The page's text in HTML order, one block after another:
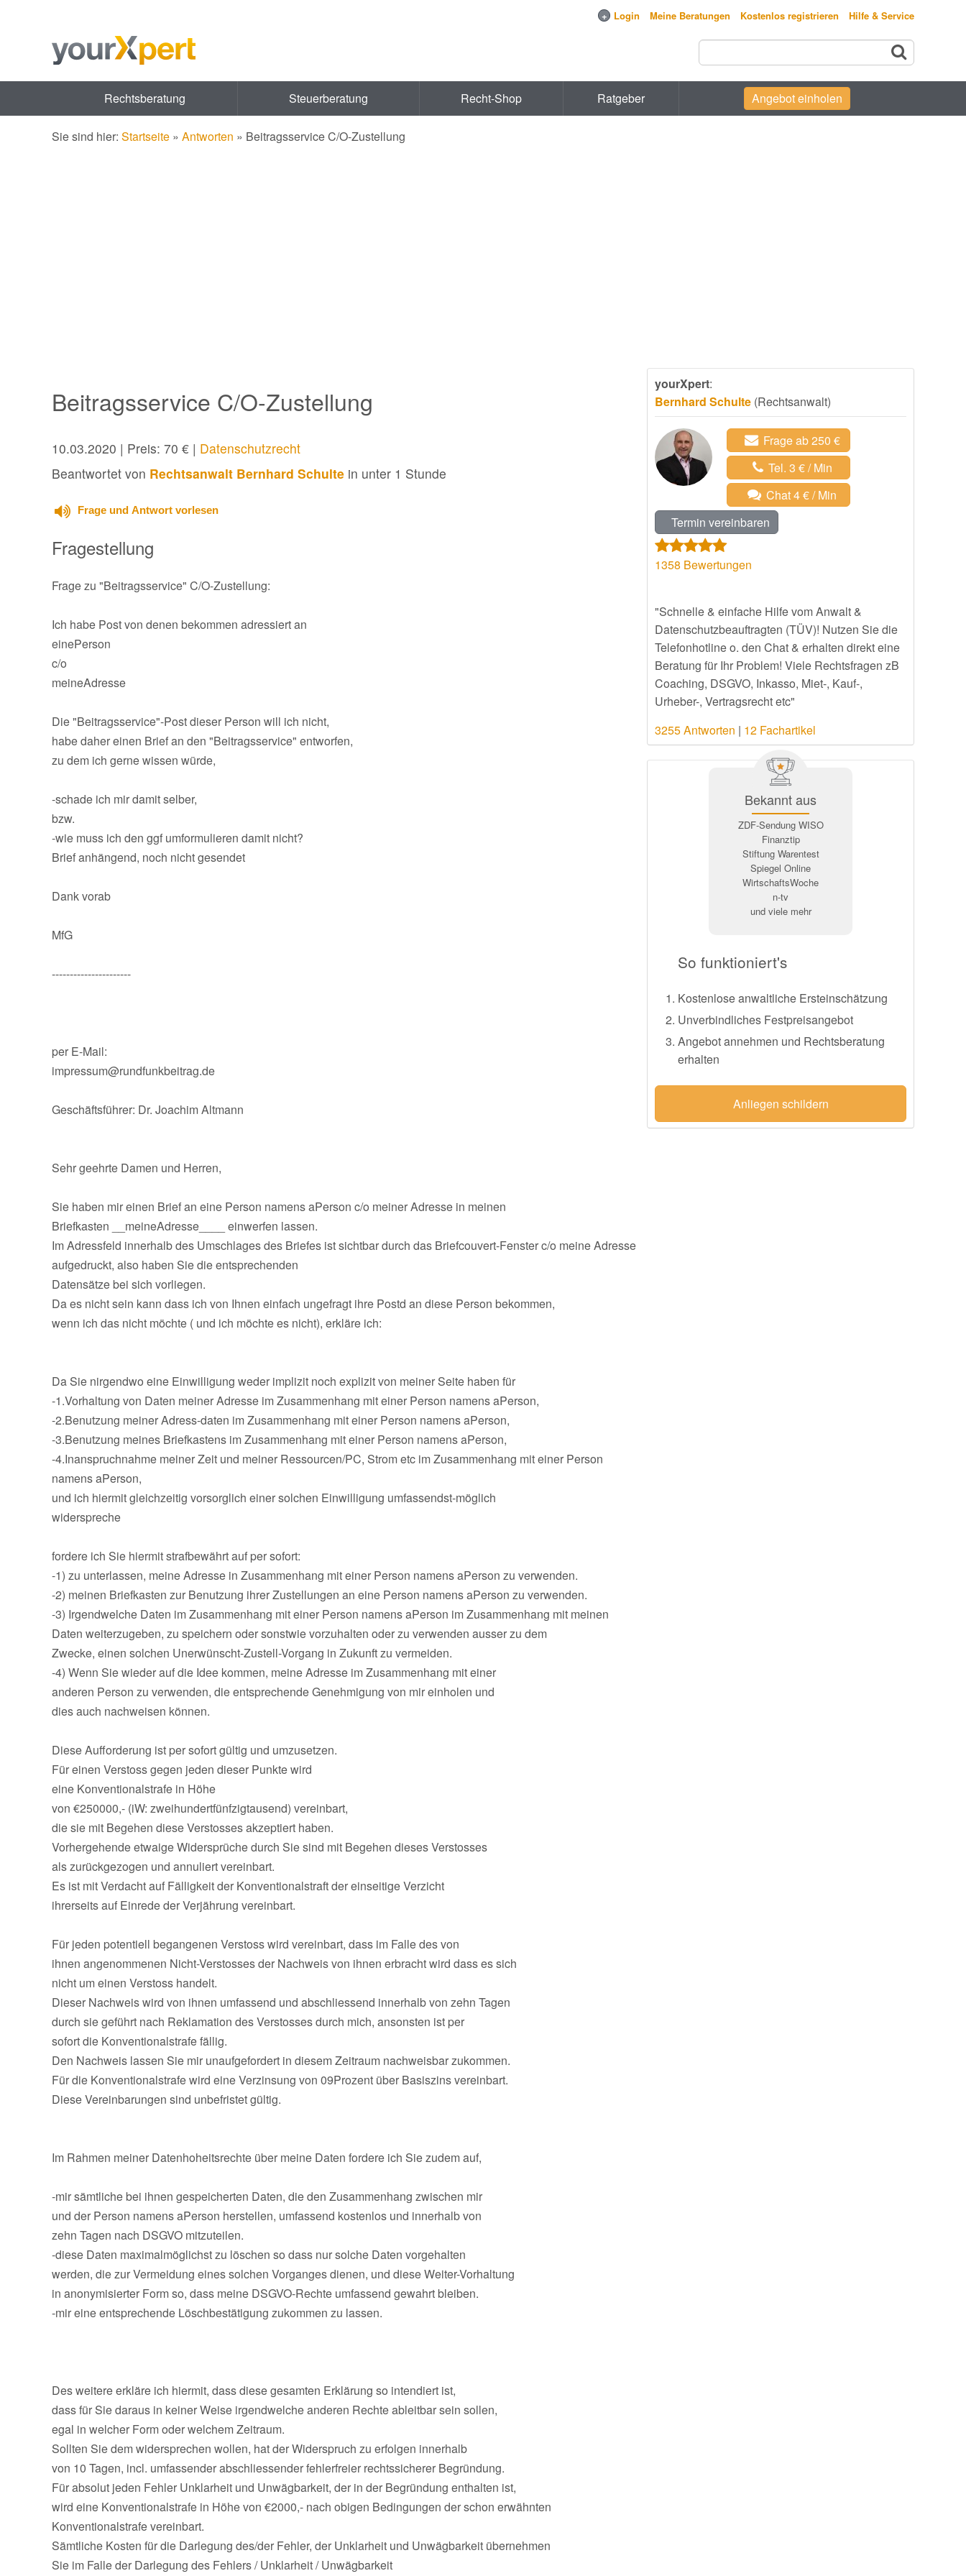
+ Login Meine Beratungen Kostenlos registrieren Hilfe & Service
Rechtsberatung Steuerberatung Recht-Shop Ratgeber Angebot einholen
Sie sind hier: Startseite » Antworten » Beitragsservice C/O-Zustellung
Beitragsservice C/O-Zustellung
10.03.2020 | Preis: 70 € | Datenschutzrecht
Beantwortet von Rechtsanwalt Bernhard Schulte in unter 1 Stunde
Frage und Antwort vorlesen
Fragestellung
Frage zu "Beitragsservice" C/O-Zustellung:
Ich habe Post von denen bekommen adressiert an
einePerson
c/o
meineAdresse
Die "Beitragsservice"-Post dieser Person will ich nicht,
habe daher einen Brief an den "Beitragsservice" entworfen,
zu dem ich gerne wissen würde,
-schade ich mir damit selber,
bzw.
-wie muss ich den ggf umformulieren damit nicht?
Brief anhängend, noch nicht gesendet
Dank vorab
MfG
----------------------
per E-Mail:
impressum@rundfunkbeitrag.de
Geschäftsführer: Dr. Joachim Altmann
Sehr geehrte Damen und Herren,
Sie haben mir einen Brief an eine Person namens aPerson c/o meiner Adresse in meinen
Briefkasten __meineAdresse____ einwerfen lassen.
Im Adressfeld innerhalb des Umschlages des Briefes ist sichtbar durch das Briefcouvert-Fenster c/o meine Adresse
aufgedruckt, also haben Sie die entsprechenden
Datensätze bei sich vorliegen.
Da es nicht sein kann dass ich von Ihnen einfach ungefragt ihre Postd an diese Person bekommen,
wenn ich das nicht möchte ( und ich möchte es nicht), erkläre ich:
Da Sie nirgendwo eine Einwilligung weder implizit noch explizit von meiner Seite haben für
-1.Vorhaltung von Daten meiner Adresse im Zusammenhang mit einer Person namens aPerson,
-2.Benutzung meiner Adress-daten im Zusammenhang mit einer Person namens aPerson,
-3.Benutzung meines Briefkastens im Zusammenhang mit einer Person namens aPerson,
-4.Inanspruchnahme meiner Zeit und meiner Ressourcen/PC, Strom etc im Zusammenhang mit einer Person
namens aPerson,
und ich hiermit gleichzeitig vorsorglich einer solchen Einwilligung umfassendst-möglich
widerspreche
fordere ich Sie hiermit strafbewährt auf per sofort:
-1) zu unterlassen, meine Adresse in Zusammenhang mit einer Person namens aPerson zu verwenden.
-2) meinen Briefkasten zur Benutzung ihrer Zustellungen an eine Person namens aPerson zu verwenden.
-3) Irgendwelche Daten im Zusammenhang mit einer Person namens aPerson im Zusammenhang mit meinen
Daten weiterzugeben, zu speichern oder sonstwie vorzuhalten oder zu verwenden ausser zu dem
Zwecke, einen solchen Unerwünscht-Zustell-Vorgang in Zukunft zu vermeiden.
-4) Wenn Sie wieder auf die Idee kommen, meine Adresse im Zusammenhang mit einer
anderen Person zu verwenden, die entsprechende Genehmigung von mir einholen und
dies auch nachweisen können.
Diese Aufforderung ist per sofort gültig und umzusetzen.
Für einen Verstoss gegen jeden dieser Punkte wird
eine Konventionalstrafe in Höhe
von €250000,- (iW: zweihundertfünfzigtausend) vereinbart,
die sie mit Begehen diese Verstosses akzeptiert haben.
Vorhergehende etwaige Widersprüche durch Sie sind mit Begehen dieses Verstosses
als zurückgezogen und annuliert vereinbart.
Es ist mit Verdacht auf Fälligkeit der Konventionalstraft der einseitige Verzicht
ihrerseits auf Einrede der Verjährung vereinbart.
Für jeden potentiell begangenen Verstoss wird vereinbart, dass im Falle des von
ihnen angenommenen Nicht-Verstosses der Nachweis von ihnen erbracht wird dass es sich
nicht um einen Verstoss handelt.
Dieser Nachweis wird von ihnen umfassend und abschliessend innerhalb von zehn Tagen
durch sie geführt nach Reklamation des Verstosses durch mich, ansonsten ist per
sofort die Konventionalstrafe fällig.
Den Nachweis lassen Sie mir unaufgefordert in diesem Zeitraum nachweisbar zukommen.
Für die Konventionalstrafe wird eine Verzinsung von 09Prozent über Basiszins vereinbart.
Diese Vereinbarungen sind unbefristet gültig.
Im Rahmen meiner Datenhoheitsrechte über meine Daten fordere ich Sie zudem auf,
-mir sämtliche bei ihnen gespeicherten Daten, die den Zusammenhang zwischen mir
und der Person namens aPerson herstellen, umfassend kostenlos und innerhalb von
zehn Tagen nach DSGVO mitzuteilen.
-diese Daten maximalmöglichst zu löschen so dass nur solche Daten vorgehalten
werden, die zur Vermeidung eines solchen Vorganges dienen, und diese Weiter-Vorhaltung
in anonymisierter Form so, dass meine DSGVO-Rechte umfassend gewahrt bleiben.
-mir eine entsprechende Löschbestätigung zukommen zu lassen.
Des weitere erkläre ich hiermit, dass diese gesamten Erklärung so intendiert ist,
dass für Sie daraus in keiner Weise irgendwelche anderen Rechte ableitbar sein sollen,
egal in welcher Form oder welchem Zeitraum.
Sollten Sie dem widersprechen wollen, hat der Widerspruch zu erfolgen innerhalb
von 10 Tagen, incl. umfassender abschliessender fehlerfreier rechtssicherer Begründung.
Für absolut jeden Fehler Unklarheit und Unwägbarkeit, der in der Begründung enthalten ist,
wird eine Konventionalstrafe in Höhe von €2000,- nach obigen Bedingungen der schon erwähnten
Konventionalstrafe vereinbart.
Sämtliche Kosten für die Darlegung des/der Fehler, der Unklarheit und Unwägbarkeit übernehmen
Sie im Falle der Darlegung des Fehlers / Unklarheit / Unwägbarkeit
yourXpert:
Bernhard Schulte (Rechtsanwalt)
Frage ab 250 €
Tel. 3 € / Min
Chat 4 € / Min
Termin vereinbaren
1358 Bewertungen
"Schnelle & einfache Hilfe vom Anwalt &
Datenschutzbeauftragten (TÜV)! Nutzen Sie die
Telefonhotline o. den Chat & erhalten direkt eine
Beratung für Ihr Problem! Viele Rechtsfragen zB
Coaching, DSGVO, Inkasso, Miet-, Kauf-,
Urheber-, Vertragsrecht etc"
3255 Antworten | 12 Fachartikel
Bekannt aus
ZDF-Sendung WISO
Finanztip
Stiftung Warentest
Spiegel Online
WirtschaftsWoche
n-tv
und viele mehr
So funktioniert's
Kostenlose anwaltliche Ersteinschätzung
Unverbindliches Festpreisangebot
Angebot annehmen und Rechtsberatung
erhalten
Anliegen schildern